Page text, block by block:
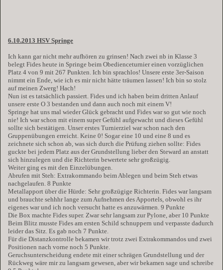
6.10.2013 HSV Springe
Ich kann gar nicht mehr aufhören zu grinsen! Nach zwei nb in Klasse 3
belegt Fides heute in Springe beim Obedienceturnier einen vorzüglichen
Platz 4 von 9 mit 267 Punkten. Ich bin sprachlos! Unsere erste 3er-Saison
nimmt ein Ende, wie ich es mir nicht hätte träumen lassen! Ich bin so stolz
auf meinen Zwerg! Hach!
Nun ist es tatsächlich passiert. Fides und ich haben beim dritten Anlauf
unsere erste O 3 bestanden und dann auch noch mit einem V!
Springe hat uns mal wieder Glück gebracht und Fides war so gut wie noch
nie! Ich war schon mit einem super Gefühl aufgewacht und dieses Gefühl
sollte sich bestätigen. Unser erstes Turnierziel war schon nach den
Gruppenübungen erreicht. Keine 0! Sogar eine 10 und eine 8 und es
zeichnete sich schon ab, was sich durch die Prüfung ziehen sollte: Fides
guckte bei jedem Platz aus der Grundstellung lieber den Steward an anstatt
sich hinzulegen und die Richterin bewertete sehr großzügig.
Weiter ging es mit den Einzelübungen.
Abrufen mit Steh: Extrakommando beim Ablegen und beim Steh etwas
nachgelaufen. 8 Punkte
Metallapport über die Hürde: Sehr großzügige Richterin. Fides war langsam
und brauchte sehhhr lange zum Aufnehmen des Apportels, obwohl es ihr
eigenes war und ich noch versucht hatte es anzuwärmen. 9 Punkte
Die Box machte Fides super. Zwar sehr langsam zur Pylone, aber 10 Punkte
Beim Blitz musste Fides am ersten Schild schnuppern und verpasste dadurch
leider das Sitz. Es gab noch 7 Punkte.
Für die Distanzkontrolle bekamen wir trotz zwei Extrakommandos und zwei
Positionen nach vorne noch 5 Punkte.
Geruchsunterscheidung endete mit einer schrägen Grundstellung und der
Rückweg wäre mir zu langsam gewesen, aber wir bekamen sage und schreibe